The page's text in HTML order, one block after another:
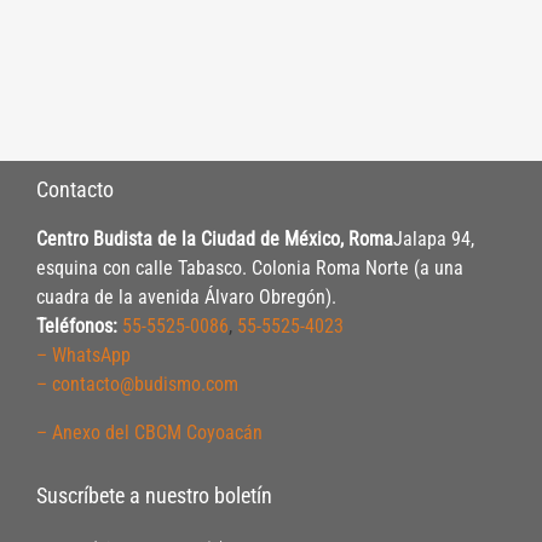
Contacto
Centro Budista de la Ciudad de México, RomaJalapa 94,
esquina con calle Tabasco. Colonia Roma Norte (a una
cuadra de la avenida Álvaro Obregón).
Teléfonos: 55-5525-0086, 55-5525-4023
– WhatsApp
– contacto@budismo.com
– Anexo del CBCM Coyoacán
Suscríbete a nuestro boletín